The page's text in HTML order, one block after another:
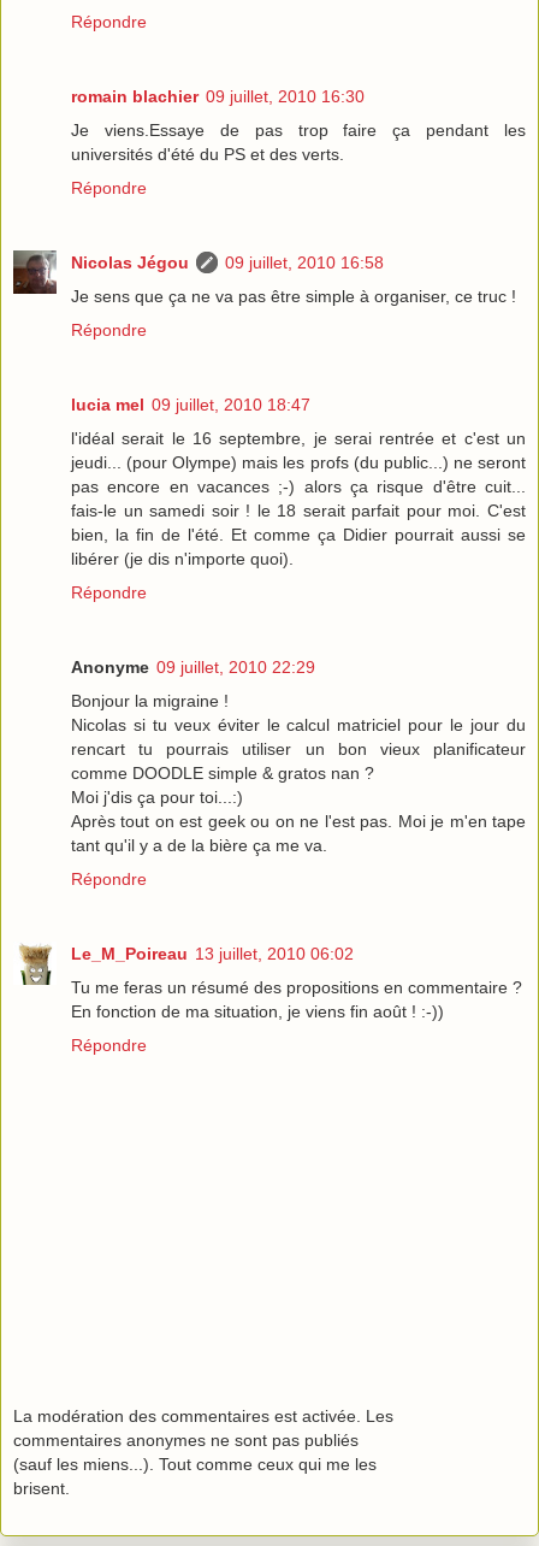
Répondre
romain blachier 09 juillet, 2010 16:30
Je viens.Essaye de pas trop faire ça pendant les
universités d'été du PS et des verts.
Répondre
Nicolas Jégou
09 juillet, 2010 16:58
Je sens que ça ne va pas être simple à organiser, ce truc !
Répondre
lucia mel 09 juillet, 2010 18:47
l'idéal serait le 16 septembre, je serai rentrée et c'est un
jeudi... (pour Olympe) mais les profs (du public...) ne seront
pas encore en vacances ;-) alors ça risque d'être cuit...
fais-le un samedi soir ! le 18 serait parfait pour moi. C'est
bien, la fin de l'été. Et comme ça Didier pourrait aussi se
libérer (je dis n'importe quoi).
Répondre
Anonyme 09 juillet, 2010 22:29
Bonjour la migraine !
Nicolas si tu veux éviter le calcul matriciel pour le jour du
rencart tu pourrais utiliser un bon vieux planificateur
comme DOODLE simple & gratos nan ?
Moi j'dis ça pour toi...:)
Après tout on est geek ou on ne l'est pas. Moi je m'en tape
tant qu'il y a de la bière ça me va.
Répondre
Le_M_Poireau 13 juillet, 2010 06:02
Tu me feras un résumé des propositions en commentaire ?
En fonction de ma situation, je viens fin août ! :-))
Répondre
La modération des commentaires est activée. Les
commentaires anonymes ne sont pas publiés
(sauf les miens...). Tout comme ceux qui me les
brisent.